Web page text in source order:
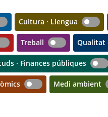
Cultura · Llengua
Treball Qualitat
· Finances públiques
Medi ambient